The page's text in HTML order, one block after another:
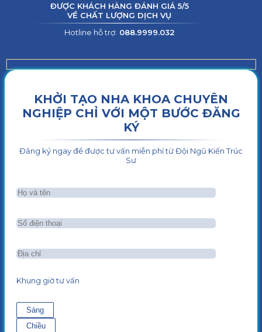
ĐƯỢC KHÁCH HÀNG ĐÁNH GIÁ 5/5
VỀ CHẤT LƯỢNG DỊCH VỤ
Hotline hỗ trợ: 088.9999.032
KHỞI TẠO NHA KHOA CHUYÊN
NGHIỆP CHỈ VỚI MỘT BƯỚC ĐĂNG
KÝ
Đăng ký ngay để được tư vấn miễn phí từ Đội Ngũ Kiến Trúc
Sư
Khung giờ tư vấn
Sáng
Chiều